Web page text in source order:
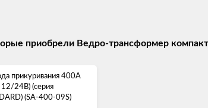
приобрели Ведро-трансформер
прикуривания 400А
24В) (серия
(SA-400-09S)